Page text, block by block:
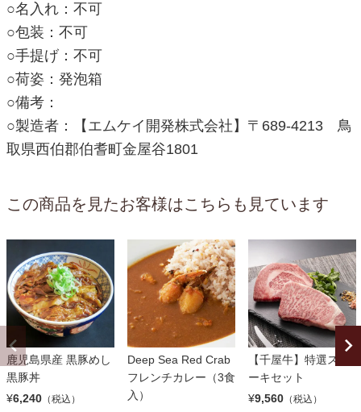
○名入れ：不可
○包装：不可
○手提げ：不可
○荷姿：発泡箱
○備考：
○製造者：【エムケイ開発株式会社】〒689-4213 鳥
取県西伯郡伯耆町金屋谷1801
この商品を見たお客様はこちらも見ています
鹿児島県産 黒豚めし
黒豚丼
¥6,240 （税込）
Deep Sea Red Crab
フレンチカレー（3食
入）
【千屋牛】特選ステ
ーキセット
¥9,560 （税込）